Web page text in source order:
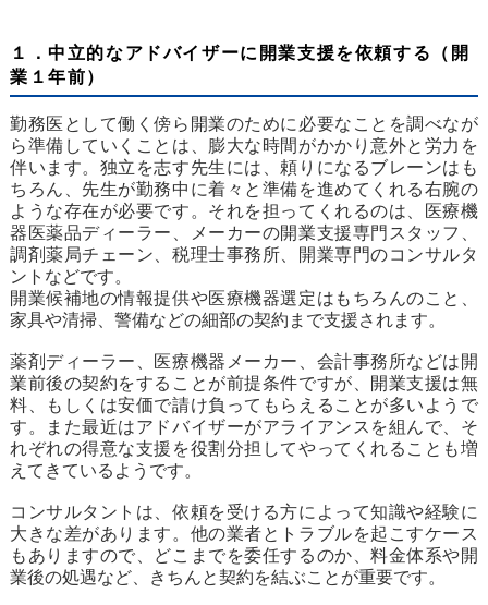
１．中立的なアドバイザーに開業支援を依頼する（開
業１年前）
勤務医として働く傍ら開業のために必要なことを調べなが
ら準備していくことは、膨大な時間がかかり意外と労力を
伴います。独立を志す先生には、頼りになるブレーンはも
ちろん、先生が勤務中に着々と準備を進めてくれる右腕の
ような存在が必要です。それを担ってくれるのは、医療機
器医薬品ディーラー、メーカーの開業支援専門スタッフ、
調剤薬局チェーン、税理士事務所、開業専門のコンサルタ
ントなどです。
開業候補地の情報提供や医療機器選定はもちろんのこと、
家具や清掃、警備などの細部の契約まで支援されます。
薬剤ディーラー、医療機器メーカー、会計事務所などは開
業前後の契約をすることが前提条件ですが、開業支援は無
料、もしくは安価で請け負ってもらえることが多いようで
す。また最近はアドバイザーがアライアンスを組んで、そ
れぞれの得意な支援を役割分担してやってくれることも増
えてきているようです。
コンサルタントは、依頼を受ける方によって知識や経験に
大きな差があります。他の業者とトラブルを起こすケース
もありますので、どこまでを委任するのか、料金体系や開
業後の処遇など、きちんと契約を結ぶことが重要です。